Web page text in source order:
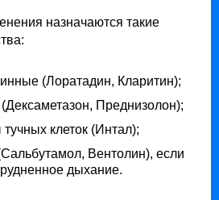
назначаются такие
(Лоратадин, Кларитин);
Преднизолон);
клеток (Интал);
Вентолин), если
дыхание.